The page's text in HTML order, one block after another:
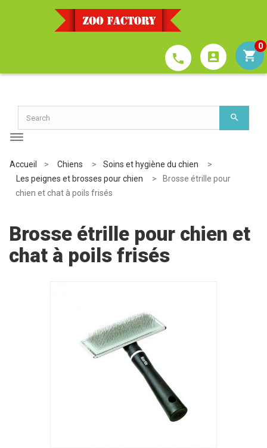
0
account_box
phone
Accueil > Chiens > Soins et hygiène du chien
>
Les peignes et brosses pour chien
>
Brosse étrille pour
chien et chat à poils frisés
Brosse étrille pour chien et
chat à poils frisés